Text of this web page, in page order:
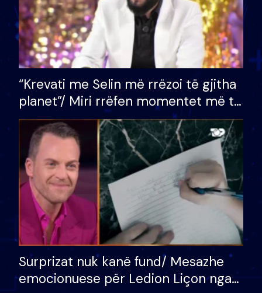
“Krevati me Selin më rrëzoi të gjitha
planet”/ Miri rrëfen momentet më të
bukura në shtëpinë e BB VIP: Do më
mungojë zilja e mëngjesit kur…
Surprizat nuk kanë fund/ Mesazhe
emocionuese për Ledion Liçon nga